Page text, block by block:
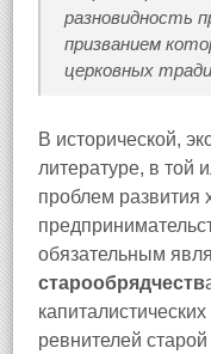
разновидность
призванием
церковных
В исторической,
литературе, в той
проблем развития
обязательным
старообрядчеств
ревнителей